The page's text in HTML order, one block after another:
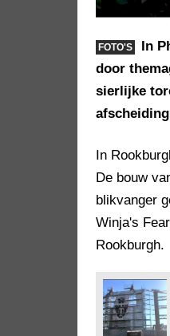
FOTO'S
In
door
sierlijke
In
De bouw
blikvanger
Winja's
Rookburgh.